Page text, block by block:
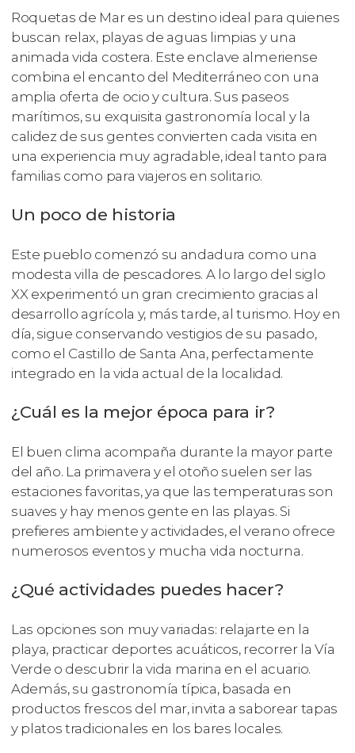
Roquetas de Mar es un destino ideal para quienes
buscan relax, playas de aguas limpias y una
animada vida costera. Este enclave almeriense
combina el encanto del Mediterráneo con una
amplia oferta de ocio y cultura. Sus paseos
marítimos, su exquisita gastronomía local y la
calidez de sus gentes convierten cada visita en
una experiencia muy agradable, ideal tanto para
familias como para viajeros en solitario.
Un poco de historia
Este pueblo comenzó su andadura como una
modesta villa de pescadores. A lo largo del siglo
XX experimentó un gran crecimiento gracias al
desarrollo agrícola y, más tarde, al turismo. Hoy en
día, sigue conservando vestigios de su pasado,
como el Castillo de Santa Ana, perfectamente
integrado en la vida actual de la localidad.
¿Cuál es la mejor época para ir?
El buen clima acompaña durante la mayor parte
del año. La primavera y el otoño suelen ser las
estaciones favoritas, ya que las temperaturas son
suaves y hay menos gente en las playas. Si
prefieres ambiente y actividades, el verano ofrece
numerosos eventos y mucha vida nocturna.
¿Qué actividades puedes hacer?
Las opciones son muy variadas: relajarte en la
playa, practicar deportes acuáticos, recorrer la Vía
Verde o descubrir la vida marina en el acuario.
Además, su gastronomía típica, basada en
productos frescos del mar, invita a saborear tapas
y platos tradicionales en los bares locales.